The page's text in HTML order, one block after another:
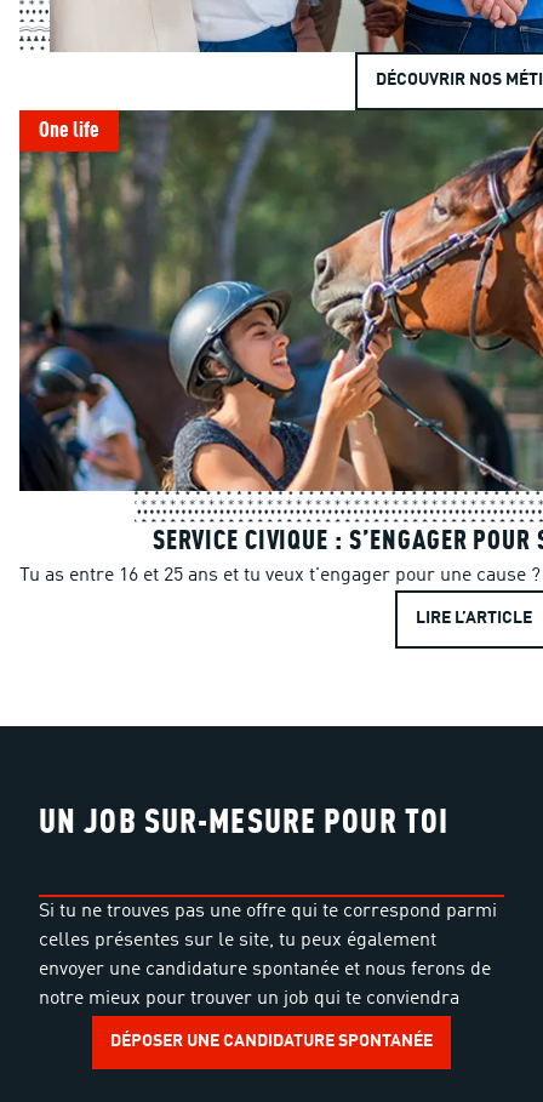
DÉCOUVRIR NOS
One life
SERVICE CIVIQUE : S’ENGAGER POUR
Tu as entre 16 et 25 ans et tu veux t'engager pour une cause
LIRE L’ARTICLE
UN JOB SUR-MESURE POUR TOI
Si tu ne trouves pas une offre qui te correspond parmi
celles présentes sur le site, tu peux également
envoyer une candidature spontanée et nous ferons de
notre mieux pour trouver un job qui te conviendra
DÉPOSER UNE CANDIDATURE SPONTANÉE